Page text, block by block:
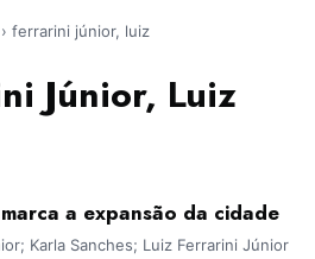
› ferrarini júnior, luiz
Júnior, Luiz
a expansão da cidade
Karla Sanches; Luiz Ferrarini Júnior